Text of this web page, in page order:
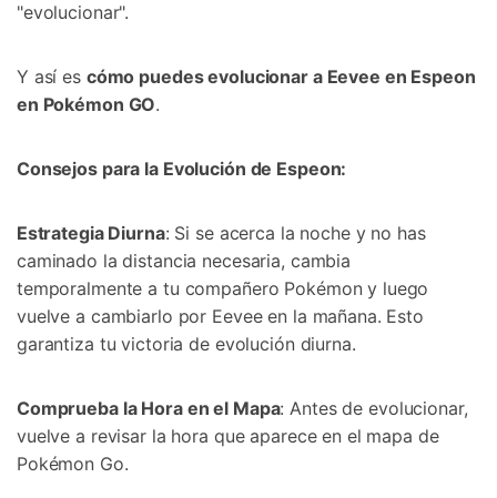
"evolucionar".
Y así es cómo puedes evolucionar a Eevee en Espeon
en Pokémon GO.󠀲󠀡󠀨󠀠󠀢󠀣󠀣󠀧󠀡
Consejos para la Evolución de Espeon:
󠀰Estrategia Diurna: Si se acerca la noche y no has
caminado la distancia necesaria, cambia
temporalmente a tu compañero Pokémon y luego
vuelve a cambiarlo por Eevee en la mañana.󠀲󠀡󠀨󠀠󠀢󠀣󠀣󠀧󠀣󠀳 Esto
garantiza tu victoria de evolución diurna.󠀲󠀡󠀨󠀠󠀢󠀣󠀣󠀧󠀤󠀳
Comprueba la Hora en el Mapa: Antes de evolucionar,
vuelve a revisar la hora que aparece en el mapa de
Pokémon Go󠀲󠀡󠀨󠀠󠀢󠀣󠀣󠀧󠀥󠀳.